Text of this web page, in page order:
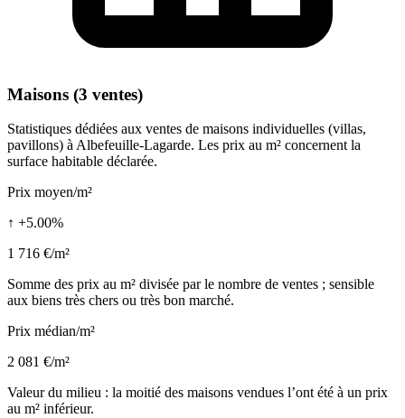
Maisons (3 ventes)
Statistiques dédiées aux ventes de maisons individuelles (villas,
pavillons) à Albefeuille-Lagarde. Les prix au m² concernent la
surface habitable déclarée.
Prix moyen/m²
↑ +5.00%
1 716 €/m²
Somme des prix au m² divisée par le nombre de ventes ; sensible
aux biens très chers ou très bon marché.
Prix médian/m²
2 081 €/m²
Valeur du milieu : la moitié des maisons vendues l’ont été à un prix
au m² inférieur.